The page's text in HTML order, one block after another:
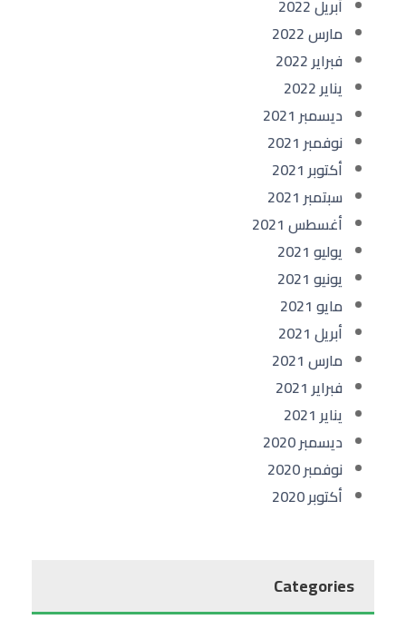
أبريل 2022
مارس 2022
فبراير 2022
يناير 2022
ديسمبر 2021
نوفمبر 2021
أكتوبر 2021
سبتمبر 2021
أغسطس 2021
يوليو 2021
يونيو 2021
مايو 2021
أبريل 2021
مارس 2021
فبراير 2021
يناير 2021
ديسمبر 2020
نوفمبر 2020
أكتوبر 2020
Categories